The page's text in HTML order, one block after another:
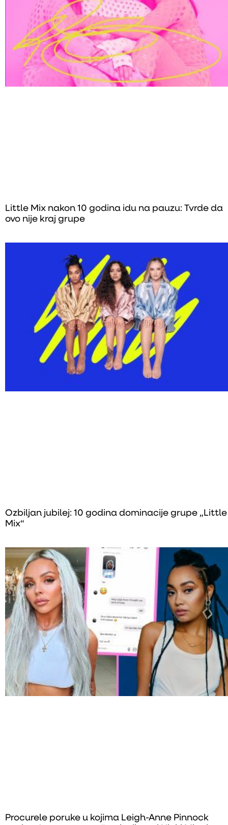
Little Mix nakon 10 godina idu na pauzu: Tvrde da
ovo nije kraj grupe
Ozbiljan jubilej: 10 godina dominacije grupe „Little
Mix“
Procurele poruke u kojima Leigh-Anne Pinnock